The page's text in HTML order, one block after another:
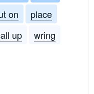
on
place
up
wring